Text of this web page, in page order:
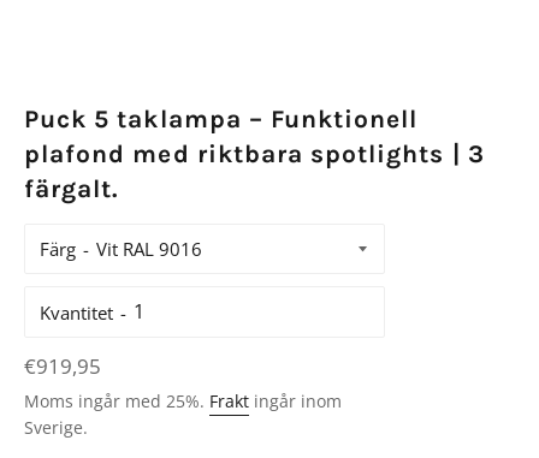
Puck 5 taklampa – Funktionell
plafond med riktbara spotlights | 3
färgalt.
Färg
Kvantitet
Ordinarie
pris
€919,95
Moms ingår med 25%. Frakt ingår inom
Sverige.